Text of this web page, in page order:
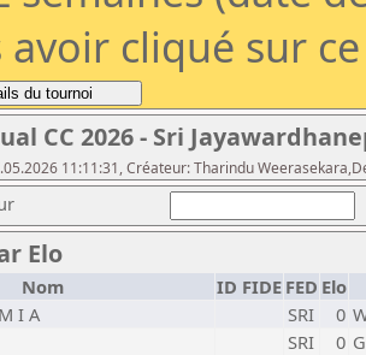
avoir cliqué sur
CC 2026 - Sri
11:11:31, Créateur: Tharindu
Elo
Nom ID FIDE FED Elo
I A SRI 0
SRI 0